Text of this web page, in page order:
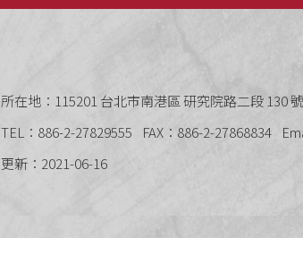
所在地：115201 台北市南港區 研究院路二段 130
TEL：886-2-27829555
FAX：886-2-27868834
更新：2021-06-16